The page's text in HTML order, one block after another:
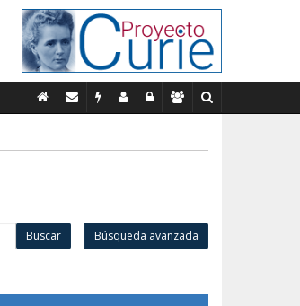
Buscar Búsqueda avanzada